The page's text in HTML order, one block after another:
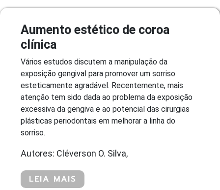
Aumento estético de coroa
clínica
Vários estudos discutem a manipulação da
exposição gengival para promover um sorriso
esteticamente agradável. Recentemente, mais
atenção tem sido dada ao problema da exposição
excessiva da gengiva e ao potencial das cirurgias
plásticas periodontais em melhorar a linha do
sorriso.
Autores: Cléverson O. Silva,
LEIA MAIS